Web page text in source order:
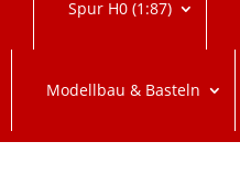
Spur H0 (1:87)
Modellbau & Basteln